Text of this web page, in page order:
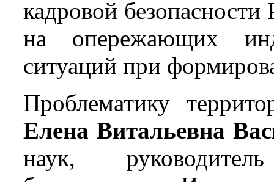
кадровой
на опережающих
ситуаций при
Проблематику
Елена Витальевна
наук,